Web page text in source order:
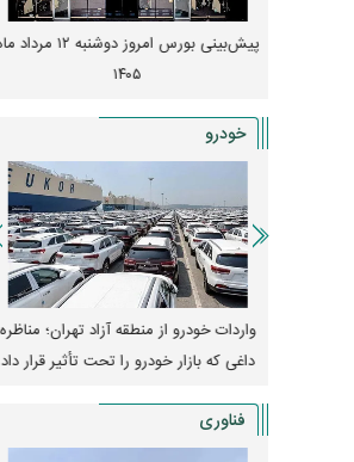
زنگ خطر انباشت نیاز در بازار مسکن؛ فنر
قیمت‌ها فشرده شده
خودرو
قیمت خودرو وارد فاز جدید شد/ اولین
واکنش بازار به تحولات سیاسی + جدول
فناوری